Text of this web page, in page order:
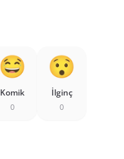
Komik
0
İlginç
0